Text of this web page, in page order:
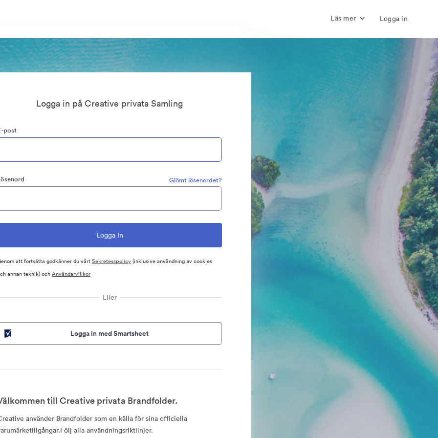
Läs mer Logga in
Logga in på Creative privata Samling
post
Glömt lösenordet?
att fortsätta godkänner du vårtSekretesspolicy(inklusive användning av cookies
annan teknik) ochAnvändarvillkor
Eller
Logga in med Smartsheet
till Creative privata Brandfolder.
använder Brandfolder som en källa för sina officiella
alla användningsriktlinjer.